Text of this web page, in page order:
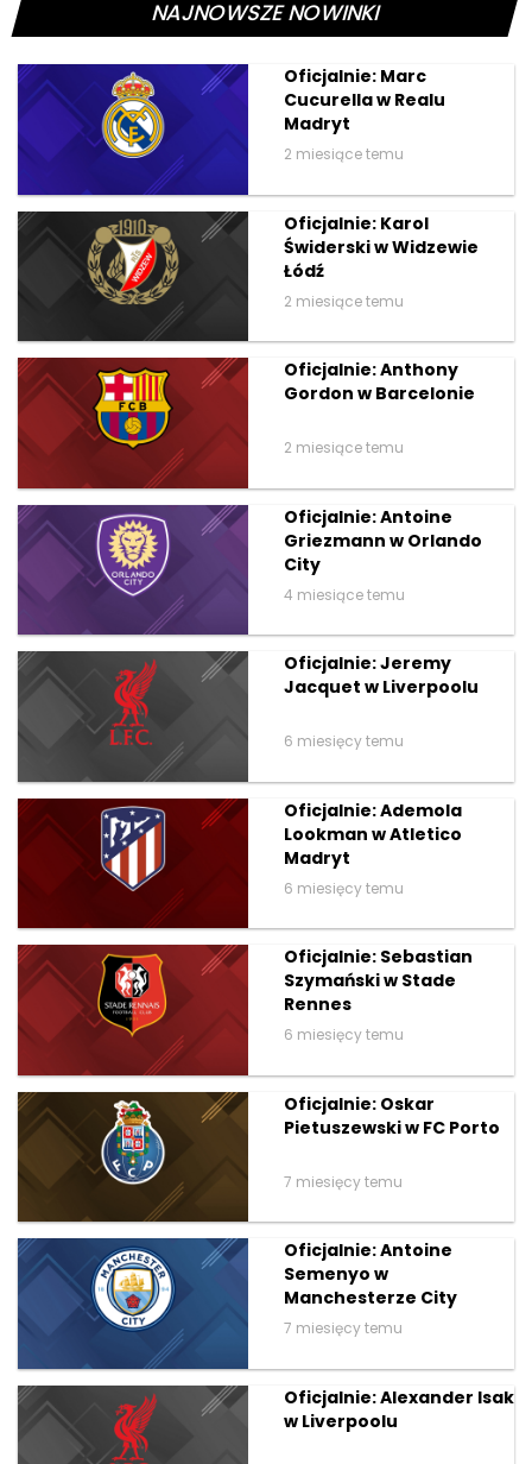
NAJNOWSZE NOWINKI
Oficjalnie: Marc
Cucurella w Realu
Madryt
2 miesiące temu
Oficjalnie: Karol
Świderski w Widzewie
Łódź
2 miesiące temu
Oficjalnie: Anthony
Gordon w Barcelonie
2 miesiące temu
Oficjalnie: Antoine
Griezmann w Orlando
City
4 miesiące temu
Oficjalnie: Jeremy
Jacquet w Liverpoolu
6 miesięcy temu
Oficjalnie: Ademola
Lookman w Atletico
Madryt
6 miesięcy temu
Oficjalnie: Sebastian
Szymański w Stade
Rennes
6 miesięcy temu
Oficjalnie: Oskar
Pietuszewski w FC Porto
7 miesięcy temu
Oficjalnie: Antoine
Semenyo w
Manchesterze City
7 miesięcy temu
Oficjalnie: Alexander Isak
w Liverpoolu